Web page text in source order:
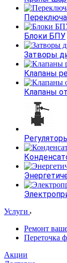
Блоки БПУ
Затворы
Клапаны
Клапаны
Услуги
Ремонт
Переточка
Акции